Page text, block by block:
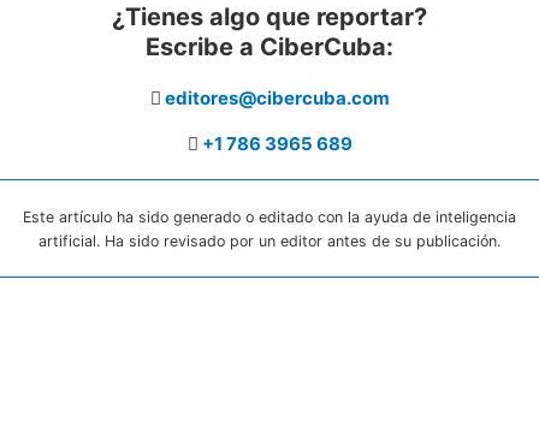
¿Tienes algo que reportar?
Escribe a CiberCuba:
editores@cibercuba.com
+1 786 3965 689
Este artículo ha sido generado o editado con la ayuda de inteligencia
artificial. Ha sido revisado por un editor antes de su publicación.